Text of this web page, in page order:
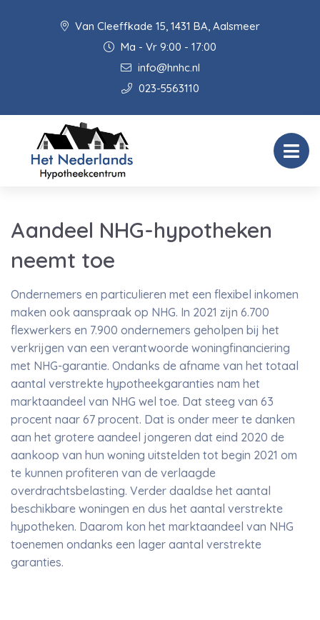
Van Cleeffkade 15, 1431 BA, Aalsmeer
Ma - Vr 9:00 - 17:00
info@hnhc.nl
023-5563110
Aandeel NHG-hypotheken
neemt toe
Ondernemers en particulieren met een flexibel inkomen
maken ook aanspraak op NHG. In 2021 zijn 6.700
flexwerkers en 7.900 ondernemers geholpen bij het
verkrijgen van een verantwoorde woningfinanciering
met NHG-garantie. Ondanks de afname van het totaal
aantal verstrekte hypotheekgaranties nam het
marktaandeel van NHG wel toe. Dat steeg van 63
procent naar 67 procent. Dat is onder meer te danken
aan het grotere aandeel jongeren dat eind 2020 de
aankoop van hun woning uitstelden tot begin 2021 om
te kunnen profiteren van de verlaagde
overdrachtsbelasting. Verder daaldse het aantal
beschikbare woningen en dus het aantal verstrekte
hypotheken. Daarom kon het marktaandeel van NHG
toenemen ondanks een lager aantal verstrekte
garanties.